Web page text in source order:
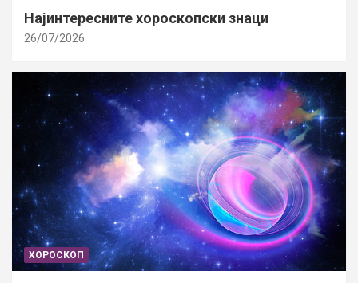
Најинтересните хороскопски знаци
26/07/2026
ХОРОСКОП